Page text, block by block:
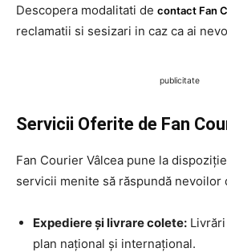
Descopera modalitati de contact Fan
reclamatii si sesizari in caz ca ai
publicitate
Servicii Oferite de Fan
Fan Courier Vâlcea pune la
servicii menite să răspundă
Expediere și livrare colete:
plan național și internațional.